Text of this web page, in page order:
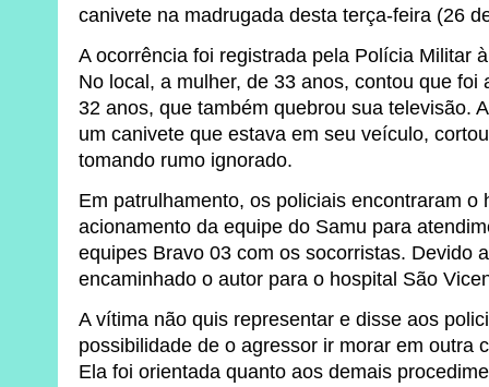
canivete na madrugada desta terça-feira (26
A ocorrência foi registrada pela Polícia Militar
No local, a mulher, de 33 anos, contou que foi
32 anos, que também quebrou sua televisão.
um canivete que estava em seu veículo,
tomando rumo ignorado.
Em patrulhamento, os policiais encontraram o
acionamento da equipe do Samu para
equipes Bravo 03 com os socorristas. Devido
encaminhado o autor para o hospital São
A vítima não quis representar e disse aos
possibilidade de o agressor ir morar em outra
Ela foi orientada quanto aos demais